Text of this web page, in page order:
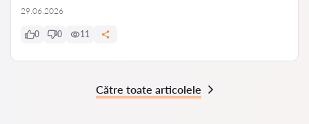
29.06.2026
0 0 11
Către toate articolele